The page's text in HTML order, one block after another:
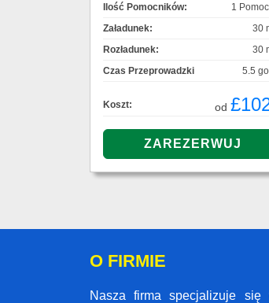
Ilość Pomocników:
1
Załadunek:
30
Rozładunek:
30
Czas Przeprowadzki
5.5
Koszt: od
O FIRMIE
Nasza firma specjalizuje się